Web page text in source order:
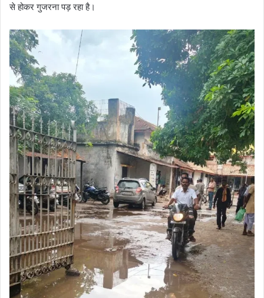
से होकर गुजरना पड़ रहा है।